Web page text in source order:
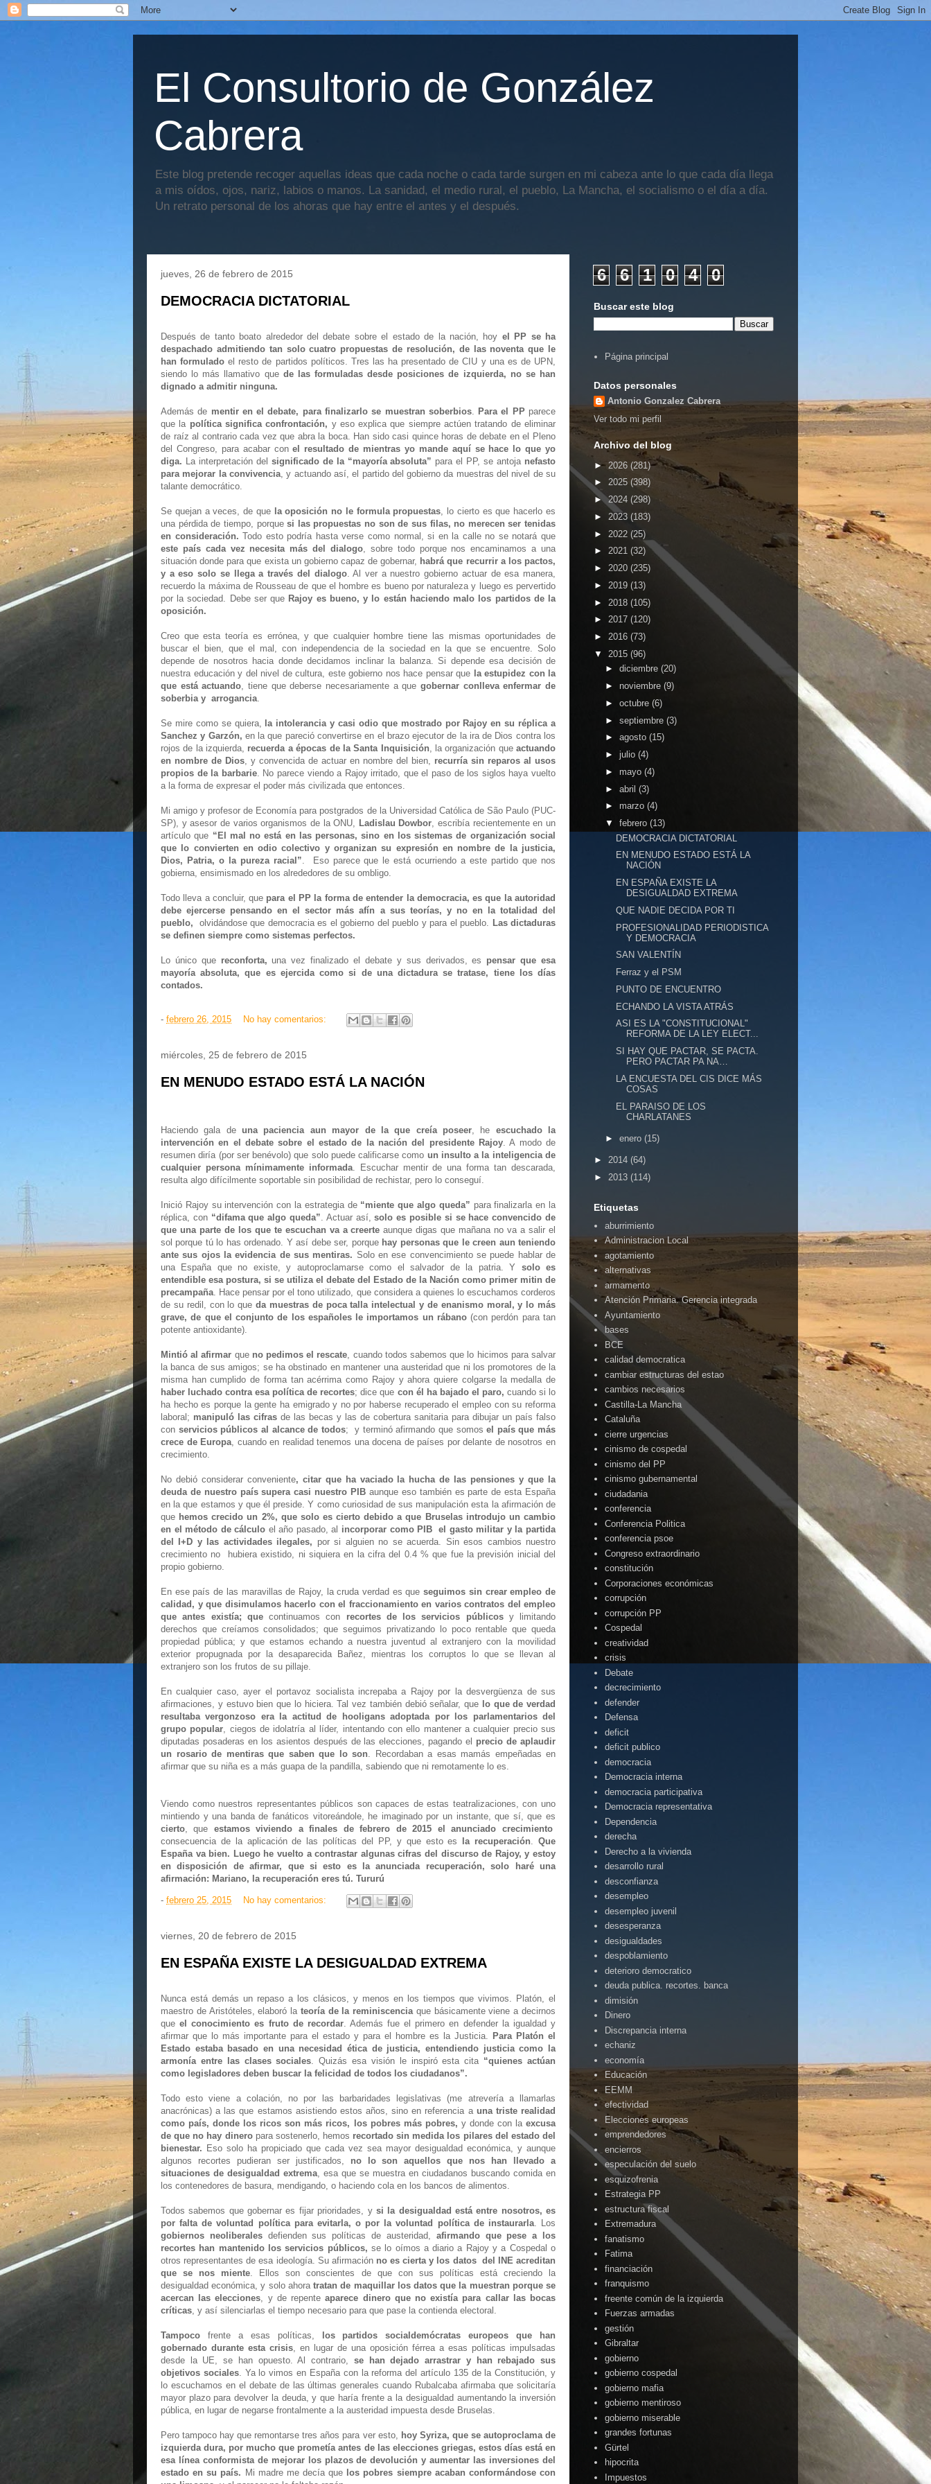
El Consultorio de González
Cabrera
Este blog pretende recoger aquellas ideas que cada noche o cada tarde surgen en mi cabeza ante lo que cada día llega
a mis oídos, ojos, nariz, labios o manos. La sanidad, el medio rural, el pueblo, La Mancha, el socialismo o el día a día.
Un retrato personal de los ahoras que hay entre el antes y el después.
jueves, 26 de febrero de 2015
DEMOCRACIA DICTATORIAL
Después de tanto boato alrededor del debate sobre el estado de la nación, hoy el PP se ha
despachado admitiendo tan solo cuatro propuestas de resolución, de las noventa que le
han formulado el resto de partidos políticos. Tres las ha presentado de CIU y una es de UPN,
siendo lo más llamativo que de las formuladas desde posiciones de izquierda, no se han
dignado a admitir ninguna.
Además de mentir en el debate, para finalizarlo se muestran soberbios. Para el PPparece
que la política significa confrontación, y eso explica que siempre actúen tratando de eliminar
de raíz al contrario cada vez que abra la boca. Han sido casi quince horas de debate en el Pleno
del Congreso, para acabar conel resultado de mientras yo mande aquí se hace lo que yo
diga. La interpretación del significado de la “mayoría absoluta” para el PP, se antoja nefasto
para mejorar la convivencia, y actuando así, el partido del gobierno da muestras del nivel de su
talante democrático.
Se quejan a veces, de que la oposición no le formula propuestas, lo cierto es que hacerlo es
una pérdida de tiempo, porquesi las propuestas no son de sus filas, no merecen ser tenidas
en consideración. Todo esto podría hasta verse como normal, si en la calle no se notará que
este país cada vez necesita más del dialogo, sobre todo porque nos encaminamos a una
situación donde para que exista un gobierno capaz de gobernar, habrá que recurrir a los pactos,
y a eso solo se llega a través del dialogo. Al ver a nuestro gobierno actuar de esa manera,
recuerdo la máxima de Rousseau de que el hombre es bueno por naturaleza y luego es pervertido
por la sociedad. Debe ser que Rajoy es bueno, y lo están haciendo malo los partidos de la
oposición.
Creo que esta teoría es errónea, y que cualquier hombre tiene las mismas oportunidades de
buscar el bien, que el mal, con independencia de la sociedad en la que se encuentre. Solo
depende de nosotros hacia donde decidamos inclinar la balanza. Si depende esa decisión de
nuestra educación y del nivel de cultura, este gobierno nos hace pensar que la estupidez con la
que está actuando, tiene que deberse necesariamente a quegobernar conlleva enfermar de
soberbia y arrogancia.
Se mire como se quiera, la intolerancia y casi odio que mostrado por Rajoy en su réplica a
Sanchez y Garzón, en la que pareció convertirse en el brazo ejecutor de la ira de Dios contra los
rojos de la izquierda, recuerda a épocas de la Santa Inquisición, la organización queactuando
en nombre de Dios, y convencida de actuar en nombre del bien, recurría sin reparos al usos
propios de la barbarie. No parece viendo a Rajoy irritado, que el paso de los siglos haya vuelto
a la forma de expresar el poder más civilizada que entonces.
Mi amigo y profesor de Economía para postgrados de la Universidad Católica de São Paulo (PUC-
SP), y asesor de varios organismos de la ONU, Ladislau Dowbor, escribía recientemente en un
artículo que “El mal no está en las personas, sino en los sistemas de organización social
que lo convierten en odio colectivo y organizan su expresión en nombre de la justicia,
Dios, Patria, o la pureza racial”. Eso parece que le está ocurriendo a este partido que nos
gobierna, ensimismado en los alrededores de su ombligo.
Todo lleva a concluir, que para el PP la forma de entender la democracia, es que la autoridad
debe ejercerse pensando en el sector más afín a sus teorías, y no en la totalidad del
pueblo, olvidándose que democracia es el gobierno del pueblo y para el pueblo. Las dictaduras
se definen siempre como sistemas perfectos.
Lo único que reconforta, una vez finalizado el debate y sus derivados, es pensar que esa
mayoría absoluta, que es ejercida como si de una dictadura se tratase, tiene los días
contados.
- febrero 26, 2015 No hay comentarios:
miércoles, 25 de febrero de 2015
EN MENUDO ESTADO ESTÁ LA NACIÓN
Haciendo gala deuna paciencia aun mayor de la que creía poseer, he escuchado la
intervención en el debate sobre el estado de la nación del presidente Rajoy. A modo de
resumen diría (por ser benévolo) que solo puede calificarse como un insulto a la inteligencia de
cualquier persona mínimamente informada.
Escuchar mentir de una forma tan descarada,
resulta algo difícilmente soportable sin posibilidad de rechistar, pero lo conseguí.
Inició Rajoy su intervención con la estrategia de “miente que algo queda” para finalizarla en la
réplica, con “difama que algo queda”. Actuar así,solo es posible si se hace convencido de
que una parte de los que te escuchan va a creerte aunque digas que mañana no va a salir el
sol porque tú lo has ordenado. Y así debe ser, porque hay personas que le creen aun teniendo
ante sus ojos la evidencia de sus mentiras. Solo en ese convencimiento se puede hablar de
una España que no existe, y autoproclamarse como el salvador de la patria. Y solo es
entendible esa postura, si se utiliza el debate del Estado de la Nación como primer mitin de
precampaña. Hace pensar por el tono utilizado, que considera a quienes lo escuchamos corderos
de su redil, con lo que da muestras de poca talla intelectual y de enanismo moral, y lo más
grave, de que el conjunto de los españoles le importamos un rábano(con perdón para tan
potente antioxidante).
Mintió al afirmar que no pedimos el rescate, cuando todos sabemos que lo hicimos para salvar
la banca de sus amigos; se ha obstinado en mantener una austeridad que ni los promotores de la
misma han cumplido de forma tan acérrima como Rajoy y ahora quiere colgarse la medalla de
haber luchado contra esa política de recortes; dice que con él ha bajado el paro, cuando si lo
ha hecho es porque la gente ha emigrado y no por haberse recuperado el empleo con su reforma
laboral; manipuló las cifras de las becas y las de cobertura sanitaria para dibujar un país falso
con servicios públicos al alcance de todos; y terminó afirmando que somosel país que más
crece de Europa, cuando en realidad tenemos una docena de países por delante de nosotros en
crecimiento.
No debió considerar conveniente, citar que ha vaciado la hucha de las pensiones y que la
deuda de nuestro país supera casi nuestro PIB aunque eso también es parte de esta España
en la que estamos y que él preside. Y como curiosidad de sus manipulación esta la afirmación de
que hemos crecido un 2%, que solo es cierto debido a que Bruselas introdujo un cambio
en el método de cálculo el año pasado, al incorporar como PIB el gasto militar y la partida
del I+D y las actividades ilegales, por si alguien no se acuerda. Sin esos cambios nuestro
crecimiento no hubiera existido, ni siquiera en la cifra del 0.4 % que fue la previsión inicial del
propio gobierno.
En ese país de las maravillas de Rajoy, la cruda verdad es queseguimos sin crear empleo de
calidad, y que disimulamos hacerlo con el fraccionamiento en varios contratos del empleo
que antes existía; quecontinuamos con recortes de los servicios públicosy limitando
derechos que creíamos consolidados; que seguimos privatizando lo poco rentable que queda
propiedad pública; y que estamos echando a nuestra juventud al extranjero con la movilidad
exterior propugnada por la desaparecida Bañez, mientras los corruptos lo que se llevan al
extranjero son los frutos de su pillaje.
En cualquier caso, ayer el portavoz socialista increpaba a Rajoy por la desvergüenza de sus
afirmaciones, y estuvo bien que lo hiciera. Tal vez también debió señalar, que lo que de verdad
resultaba vergonzoso era la actitud de hooligans adoptada por los parlamentarios del
grupo popular, ciegos de idolatría al líder, intentando con ello mantener a cualquier precio sus
diputadas posaderas en los asientos después de las elecciones, pagando el precio de aplaudir
un rosario de mentiras que saben que lo son. Recordaban a esas mamás empeñadas en
afirmar que su niña es a más guapa de la pandilla, sabiendo que ni remotamente lo es.
Viendo como nuestros representantes públicos son capaces de estas teatralizaciones, con uno
mintiendo y una banda de fanáticos vitoreándole, he imaginado por un instante, que sí, que es
cierto, que estamos viviendo a finales de febrero de 2015 el anunciado crecimiento
consecuencia de la aplicación de las políticas del PP, y que esto es la recuperación.Que
España va bien. Luego he vuelto a contrastar algunas cifras del discurso de Rajoy, y estoy
en disposición de afirmar, que si esto es la anunciada recuperación, solo haré una
afirmación: Mariano, la recuperación eres tú. Tururú
- febrero 25, 2015 No hay comentarios:
viernes, 20 de febrero de 2015
EN ESPAÑA EXISTE LA DESIGUALDAD EXTREMA
Nunca está demás un repaso a los clásicos, y menos en los tiempos que vivimos. Platón, el
maestro de Aristóteles, elaboró la teoría de la reminiscenciaque básicamente viene a decirnos
queel conocimiento es fruto de recordar. Además fue el primero en defender la igualdad y
afirmar que lo más importante para el estado y para el hombre es la Justicia. Para Platón el
Estado estaba basado en una necesidad ética de justicia, entendiendo justicia como la
armonía entre las clases sociales. Quizás esa visión le inspiró esta cita “quienes actúan
como legisladores deben buscar la felicidad de todos los ciudadanos”.
Todo esto viene a colación, no por las barbaridades legislativas (me atrevería a llamarlas
anacrónicas) a las que estamos asistiendo estos años, sino en referencia a una triste realidad
como país, donde los ricosson más ricos, los pobres más pobres, y donde con la excusa
de que no hay dineropara sostenerlo, hemos recortado sin medida los pilares del estado del
bienestar. Eso solo ha propiciado que cada vez sea mayor desigualdad económica, y aunque
algunos recortes pudieran ser justificados, no lo son aquellos que nos han llevado a
situaciones de desigualdad extrema, esa que se muestra en ciudadanos buscando comida en
los contenedores de basura, mendigando, o haciendo cola en los bancos de alimentos.
Todos sabemos que gobernar es fijar prioridades, y si la desigualdad está entre nosotros, es
por falta de voluntad política para evitarla, o por la voluntad política de instaurarla. Los
gobiernos neoliberalesdefienden sus políticas de austeridad, afirmando que pese a los
recortes han mantenido los servicios públicos, se lo oímos a diario a Rajoy y a Cospedal o
otros representantes de esa ideología. Su afirmación no es cierta y los datos del INE acreditan
que se nos miente. Ellos son conscientes de que con sus políticas está creciendo la
desigualdad económica, y solo ahoratratan de maquillar los datos que la muestran porque se
acercan las elecciones, y de repenteaparece dinero que no existía para callar las bocas
críticas, y así silenciarlas el tiempo necesario para que pase la contienda electoral.
Tampoco frente a esas políticas,
los partidos socialdemócratas europeos que han
gobernado durante esta crisis, en lugar de una oposición férrea a esas políticas impulsadas
desde la UE, se han opuesto. Al contrario, se han dejado arrastrar y han rebajado sus
objetivos sociales. Ya lo vimos en España con la reforma del artículo 135 de la Constitución, y
lo escuchamos en el debate de las últimas generales cuando Rubalcaba afirmaba que solicitaría
mayor plazo para devolver la deuda, y que haría frente a la desigualdad aumentando la inversión
pública, en lugar de negarse frontalmente a la austeridad impuesta desde Bruselas.
Pero tampoco hay que remontarse tres años para ver esto, hoy Syriza, que se autoproclama de
izquierda dura, por mucho que prometía antes de las elecciones griegas, estos días está en
esa línea conformista de mejorar los plazos de devolución y aumentar las inversiones del
estado en su país. Mi madre me decía que los pobres siempre acaban conformándose con
6 6 1 0 4 0
Buscar este blog
Página principal
Datos personales
Antonio Gonzalez Cabrera
Ver todo mi perfil
Archivo del blog
► 2026 (281)
► 2025 (398)
►2024 (298)
► 2023 (183)
► 2022 (25)
► 2021 (32)
► 2020 (235)
► 2019 (13)
► 2018 (105)
► 2017 (120)
► 2016 (73)
▼ 2015 (96)
► diciembre (20)
► noviembre (9)
► octubre (6)
► septiembre (3)
► agosto (15)
► julio (4)
► mayo (4)
► abril (3)
► marzo (4)
▼ febrero (13)
DEMOCRACIA DICTATORIAL
EN MENUDO ESTADO ESTÁ LA
NACIÓN
EN ESPAÑA EXISTE LA
DESIGUALDAD EXTREMA
QUE NADIE DECIDA POR TI
PROFESIONALIDAD PERIODISTICA
Y DEMOCRACIA
SAN VALENTÍN
Ferraz y el PSM
PUNTO DE ENCUENTRO
ECHANDO LA VISTA ATRÁS
ASI ES LA "CONSTITUCIONAL"
REFORMA DE LA LEY ELECT...
SI HAY QUE PACTAR, SE PACTA.
PERO PACTAR PA NA…
LA ENCUESTA DEL CIS DICE MÁS
COSAS
EL PARAISO DE LOS
CHARLATANES
► enero (15)
► 2014 (64)
► 2013 (114)
Etiquetas
aburrimiento
Administracion Local
agotamiento
alternativas
armamento
Atención Primaria. Gerencia integrada
Ayuntamiento
bases
BCE
calidad democratica
cambiar estructuras del estao
cambios necesarios
Castilla-La Mancha
Cataluña
cierre urgencias
cinismo de cospedal
cinismo del PP
cinismo gubernamental
ciudadania
conferencia
Conferencia Politica
conferencia psoe
Congreso extraordinario
constitución
Corporaciones económicas
corrupción
corrupción PP
Cospedal
creatividad
crisis
Debate
decrecimiento
defender
Defensa
deficit
deficit publico
democracia
Democracia interna
democracia participativa
Democracia representativa
Dependencia
derecha
Derecho a la vivienda
desarrollo rural
desconfianza
desempleo
desempleo juvenil
desesperanza
desigualdades
despoblamiento
deterioro democratico
deuda publica. recortes. banca
dimisión
Dinero
Discrepancia interna
echaniz
economía
Educación
EEMM
efectividad
Elecciones europeas
emprendedores
encierros
especulación del suelo
esquizofrenia
Estrategia PP
estructura fiscal
Extremadura
fanatismo
Fatima
financiación
franquismo
freente común de la izquierda
Fuerzas armadas
gestión
Gibraltar
gobierno
gobierno cospedal
gobierno mafia
gobierno mentiroso
gobierno miserable
grandes fortunas
Gürtel
hipocrita
Impuestos